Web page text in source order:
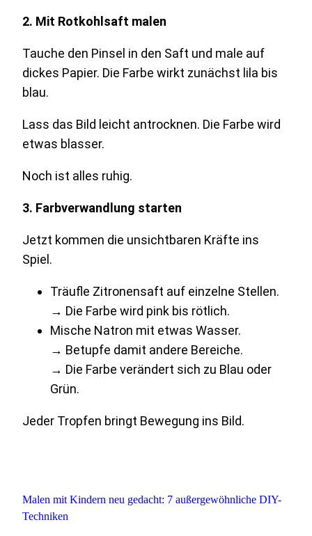
2. Mit Rotkohlsaft malen
Tauche den Pinsel in den Saft und male auf
dickes Papier. Die Farbe wirkt zunächst lila bis
blau.
Lass das Bild leicht antrocknen. Die Farbe wird
etwas blasser.
Noch ist alles ruhig.
3. Farbverwandlung starten
Jetzt kommen die unsichtbaren Kräfte ins
Spiel.
Träufle Zitronensaft auf einzelne Stellen.
→ Die Farbe wird pink bis rötlich.
Mische Natron mit etwas Wasser.
→ Betupfe damit andere Bereiche.
→ Die Farbe verändert sich zu Blau oder
Grün.
Jeder Tropfen bringt Bewegung ins Bild.
Malen mit Kindern neu gedacht: 7 außergewöhnliche DIY-
Techniken